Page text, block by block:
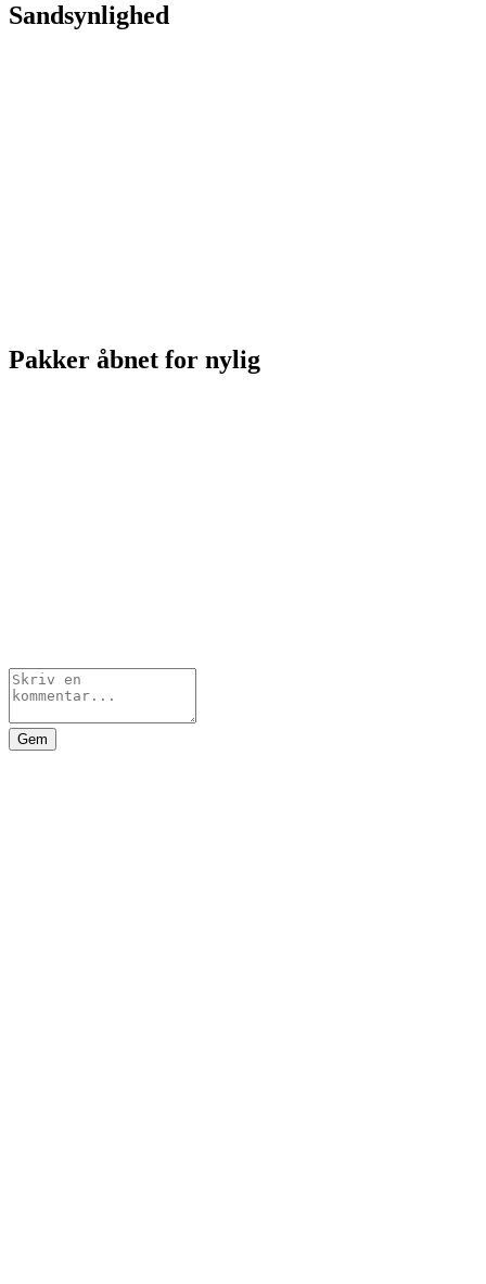
Sandsynlighed
Pakker åbnet for nylig
Gem